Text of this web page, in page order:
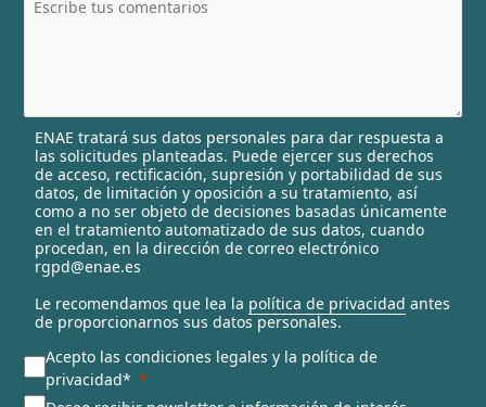
t
l
e
c
t
e
d
ENAE tratará sus datos personales para dar respuesta a
las solicitudes planteadas. Puede ejercer sus derechos
de acceso, rectificación, supresión y portabilidad de sus
datos, de limitación y oposición a su tratamiento, así
como a no ser objeto de decisiones basadas únicamente
en el tratamiento automatizado de sus datos, cuando
procedan, en la dirección de correo electrónico
rgpd@enae.es
Le recomendamos que lea la política de privacidad antes
de proporcionarnos sus datos personales.
Acepto las condiciones legales y la política de
privacidad*